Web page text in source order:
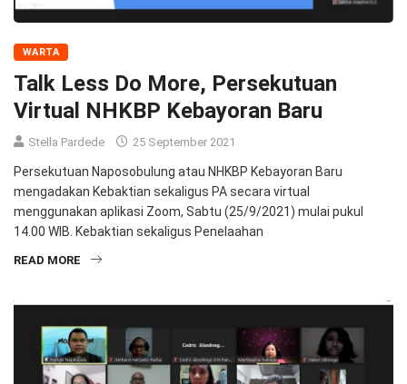
WARTA
Talk Less Do More, Persekutuan
Virtual NHKBP Kebayoran Baru
Stella Pardede 25 September 2021
Persekutuan Naposobulung atau NHKBP Kebayoran Baru
mengadakan Kebaktian sekaligus PA secara virtual
menggunakan aplikasi Zoom, Sabtu (25/9/2021) mulai pukul
14.00 WIB. Kebaktian sekaligus Penelaahan
READ MORE